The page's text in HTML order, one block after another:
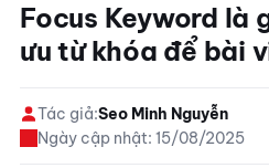
Chat Zalo tư
Focus Keyword là
ưu từ khóa để bài
Tác giả:Seo Minh Nguyễn
Ngày cập nhật: 15/08/2025